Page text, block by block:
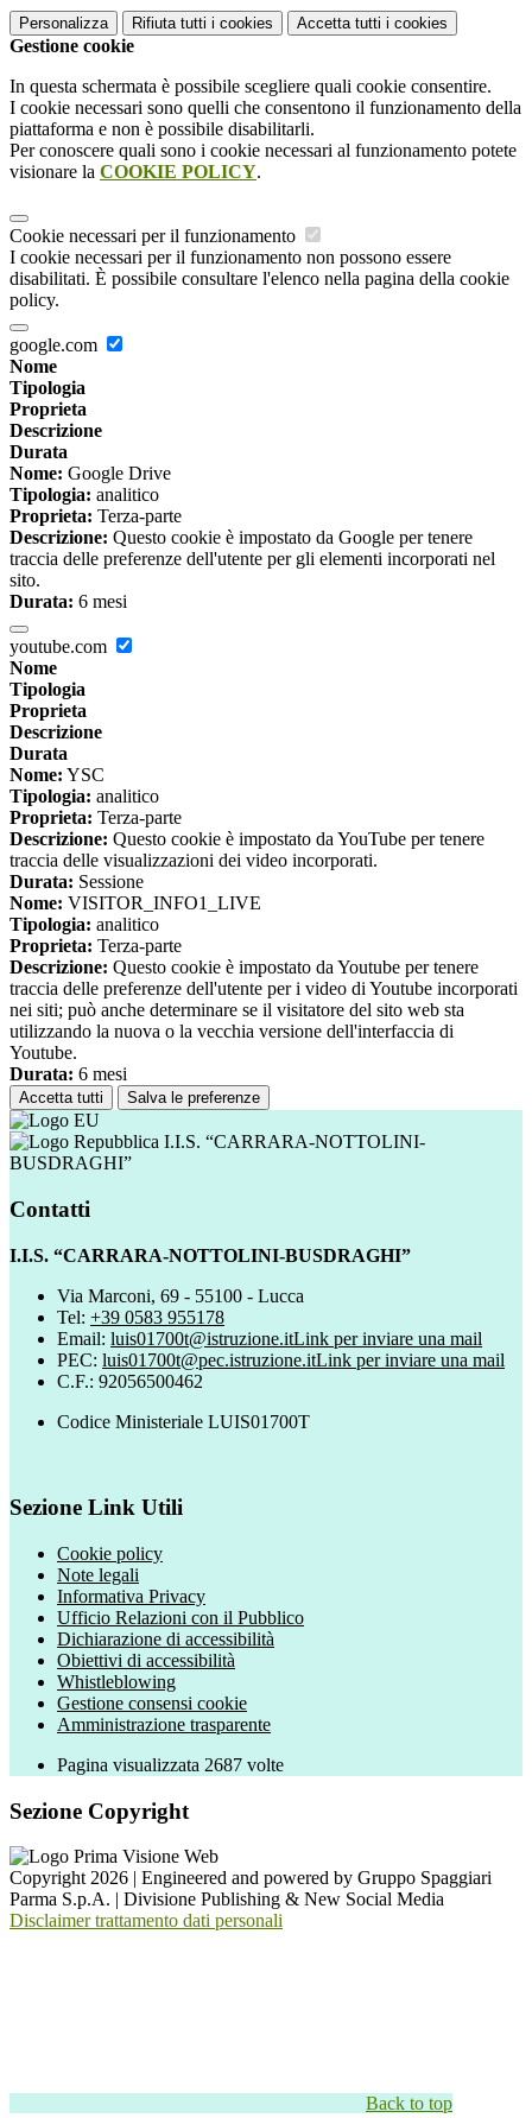
Personalizza Rifiuta tutti i cookies Accetta tutti i cookies
Gestione cookie
In questa schermata è possibile scegliere quali cookie consentire.
I cookie necessari sono quelli che consentono il funzionamento della
piattaforma e non è possibile disabilitarli.
Per conoscere quali sono i cookie necessari al funzionamento potete
visionare la COOKIE POLICY.
Cookie necessari per il funzionamento
I cookie necessari per il funzionamento non possono essere
disabilitati. È possibile consultare l'elenco nella pagina della cookie
policy.
google.com
Nome
Tipologia
Proprieta
Descrizione
Durata
Nome: Google Drive
Tipologia: analitico
Proprieta: Terza-parte
Descrizione: Questo cookie è impostato da Google per tenere
traccia delle preferenze dell'utente per gli elementi incorporati nel
sito.
Durata: 6 mesi
youtube.com
Nome
Tipologia
Proprieta
Descrizione
Durata
Nome: YSC
Tipologia: analitico
Proprieta: Terza-parte
Descrizione: Questo cookie è impostato da YouTube per tenere
traccia delle visualizzazioni dei video incorporati.
Durata: Sessione
Nome: VISITOR_INFO1_LIVE
Tipologia: analitico
Proprieta: Terza-parte
Descrizione: Questo cookie è impostato da Youtube per tenere
traccia delle preferenze dell'utente per i video di Youtube incorporati
nei siti; può anche determinare se il visitatore del sito web sta
utilizzando la nuova o la vecchia versione dell'interfaccia di
Youtube.
Durata: 6 mesi
Accetta tutti Salva le preferenze
I.I.S. “CARRARA-NOTTOLINI-
BUSDRAGHI”
Contatti
I.I.S. “CARRARA-NOTTOLINI-BUSDRAGHI”
Via Marconi, 69 - 55100 - Lucca
Tel: +39 0583 955178
Email: luis01700t@istruzione.itLink per inviare una mail
PEC: luis01700t@pec.istruzione.itLink per inviare una mail
C.F.: 92056500462
Codice Ministeriale LUIS01700T
Sezione Link Utili
Cookie policy
Note legali
Informativa Privacy
Ufficio Relazioni con il Pubblico
Dichiarazione di accessibilità
Obiettivi di accessibilità
Whistleblowing
Gestione consensi cookie
Amministrazione trasparente
Pagina visualizzata 2687 volte
Sezione Copyright
Copyright 2026 | Engineered and powered by Gruppo Spaggiari
Parma S.p.A. | Divisione Publishing & New Social Media
Disclaimer trattamento dati personali
Back to top